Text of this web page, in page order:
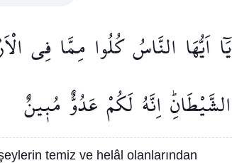
يَٓا اَيُّهَا النَّاسُكُلُوا مِمَّا فِي
الشَّيْطَانِۜاِنَّهُ لَكُمْ عَدُوٌّ مُب۪ينٌ
temiz ve helâl olanlarından